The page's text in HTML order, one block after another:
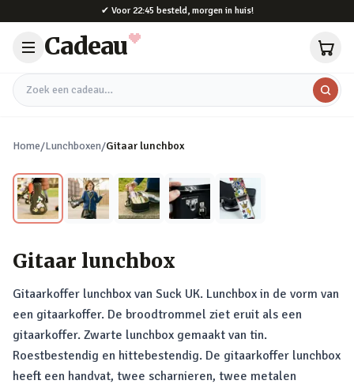
✔ Voor 22:45 besteld, morgen in huis!
Cadeau
Zoek een cadeau
Home/Lunchboxen/Gitaar lunchbox
Gitaar lunchbox
Gitaarkoffer lunchbox van Suck UK. Lunchbox in de vorm van
een gitaarkoffer. De broodtrommel ziet eruit als een
gitaarkoffer. Zwarte lunchbox gemaakt van tin.
Roestbestendig en hittebestendig. De gitaarkoffer lunchbox
heeft een handvat, twee scharnieren, twee metalen